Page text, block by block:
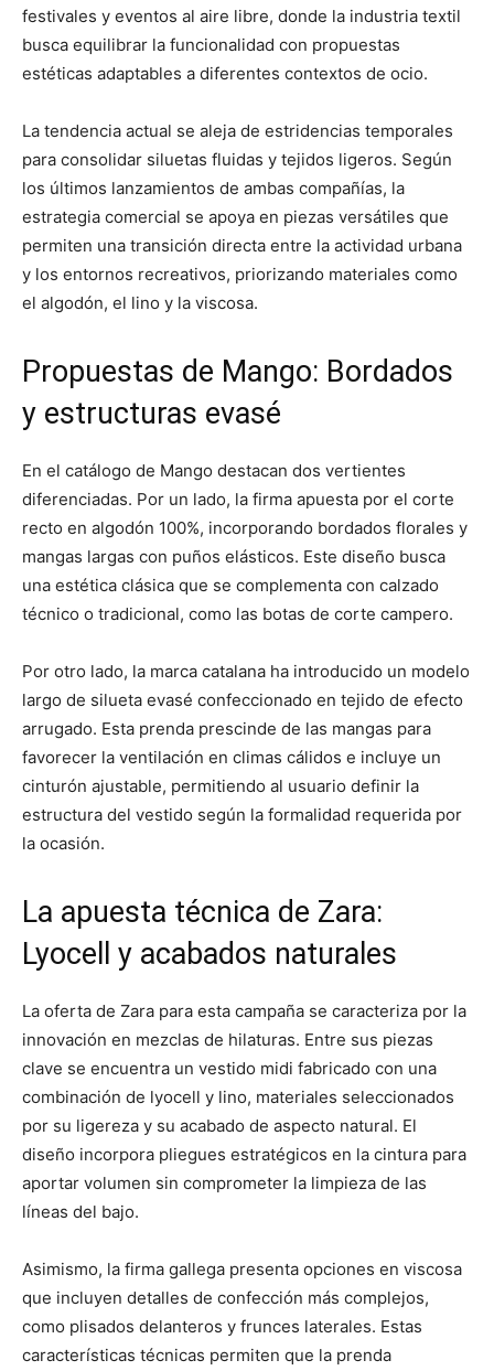
festivales y eventos al aire libre, donde la industria textil
busca equilibrar la funcionalidad con propuestas
estéticas adaptables a diferentes contextos de ocio.
La tendencia actual se aleja de estridencias temporales
para consolidar siluetas fluidas y tejidos ligeros. Según
los últimos lanzamientos de ambas compañías, la
estrategia comercial se apoya en piezas versátiles que
permiten una transición directa entre la actividad urbana
y los entornos recreativos, priorizando materiales como
el algodón, el lino y la viscosa.
Propuestas de Mango: Bordados
y estructuras evasé
En el catálogo de Mango destacan dos vertientes
diferenciadas. Por un lado, la firma apuesta por el corte
recto en algodón 100%, incorporando bordados florales y
mangas largas con puños elásticos. Este diseño busca
una estética clásica que se complementa con calzado
técnico o tradicional, como las botas de corte campero.
Por otro lado, la marca catalana ha introducido un modelo
largo de silueta evasé confeccionado en tejido de efecto
arrugado. Esta prenda prescinde de las mangas para
favorecer la ventilación en climas cálidos e incluye un
cinturón ajustable, permitiendo al usuario definir la
estructura del vestido según la formalidad requerida por
la ocasión.
La apuesta técnica de Zara:
Lyocell y acabados naturales
La oferta de Zara para esta campaña se caracteriza por la
innovación en mezclas de hilaturas. Entre sus piezas
clave se encuentra un vestido midi fabricado con una
combinación de lyocell y lino, materiales seleccionados
por su ligereza y su acabado de aspecto natural. El
diseño incorpora pliegues estratégicos en la cintura para
aportar volumen sin comprometer la limpieza de las
líneas del bajo.
Asimismo, la firma gallega presenta opciones en viscosa
que incluyen detalles de confección más complejos,
como plisados delanteros y frunces laterales. Estas
características técnicas permiten que la prenda